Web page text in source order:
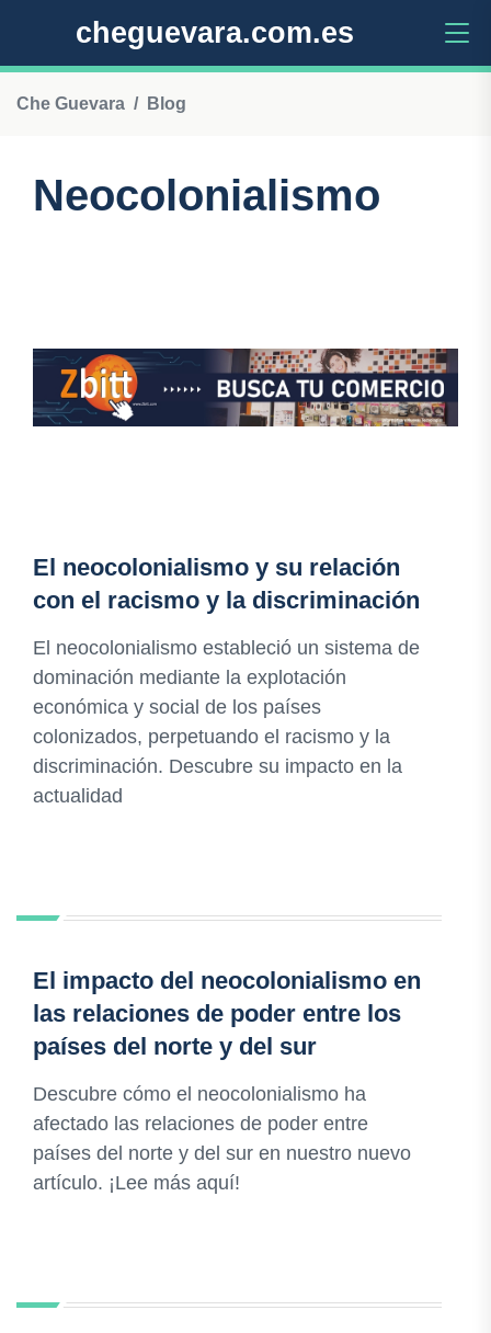
cheguevara.com.es
Che Guevara Blog
Neocolonialismo
El neocolonialismo y su relación
con el racismo y la discriminación
El neocolonialismo estableció un sistema de
dominación mediante la explotación
económica y social de los países
colonizados, perpetuando el racismo y la
discriminación. Descubre su impacto en la
actualidad
El impacto del neocolonialismo en
las relaciones de poder entre los
países del norte y del sur
Descubre cómo el neocolonialismo ha
afectado las relaciones de poder entre
países del norte y del sur en nuestro nuevo
artículo. ¡Lee más aquí!